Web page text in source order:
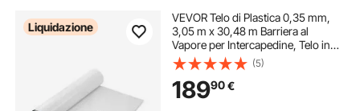
saldatrice plastica
saldatura per plastica
saldatura plastica saldatore per plastica
Liquidazione
VEVOR Telo di Plastica 0,35 mm,
3,05 m x 30,48 m Barriera al
Vapore per Intercapedine, Telo in
Polietilene per Giardino ad Alta
Resistenza, Telo per Fornitura di
Plastica Agricola Nero e Bianco
(5)
18990€